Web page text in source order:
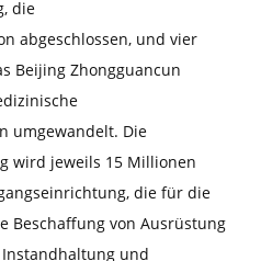
die
abgeschlossen, und vier
Beijing Zhongguancun
umgewandelt. Die
wird jeweils 15 Millionen
die für die
Beschaffung von Ausrüstung
und